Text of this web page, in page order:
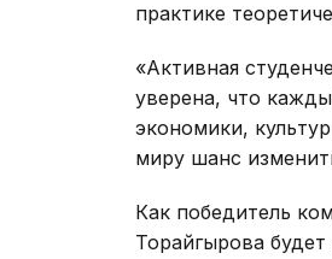
практике
«Активная
уверена, что
экономики,
миру шанс
Как победитель
Торайгырова